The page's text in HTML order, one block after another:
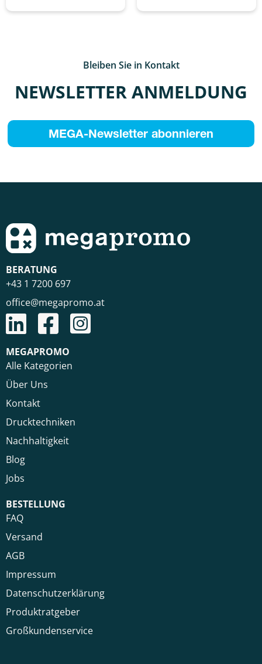
Bleiben Sie in Kontakt
NEWSLETTER ANMELDUNG
MEGA-Newsletter abonnieren
BERATUNG
+43 1 7200 697
office@megapromo.at
MEGAPROMO
Alle Kategorien
Über Uns
Kontakt
Drucktechniken
Nachhaltigkeit
Blog
Jobs
BESTELLUNG
FAQ
Versand
AGB
Impressum
Datenschutzerklärung
Produktratgeber
Großkundenservice